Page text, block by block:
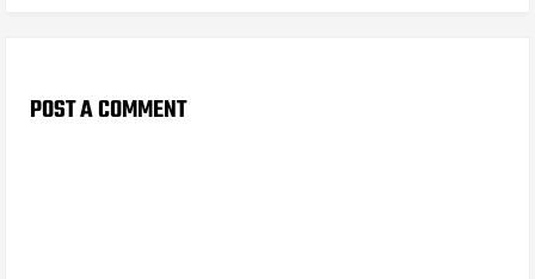
POST A COMMENT